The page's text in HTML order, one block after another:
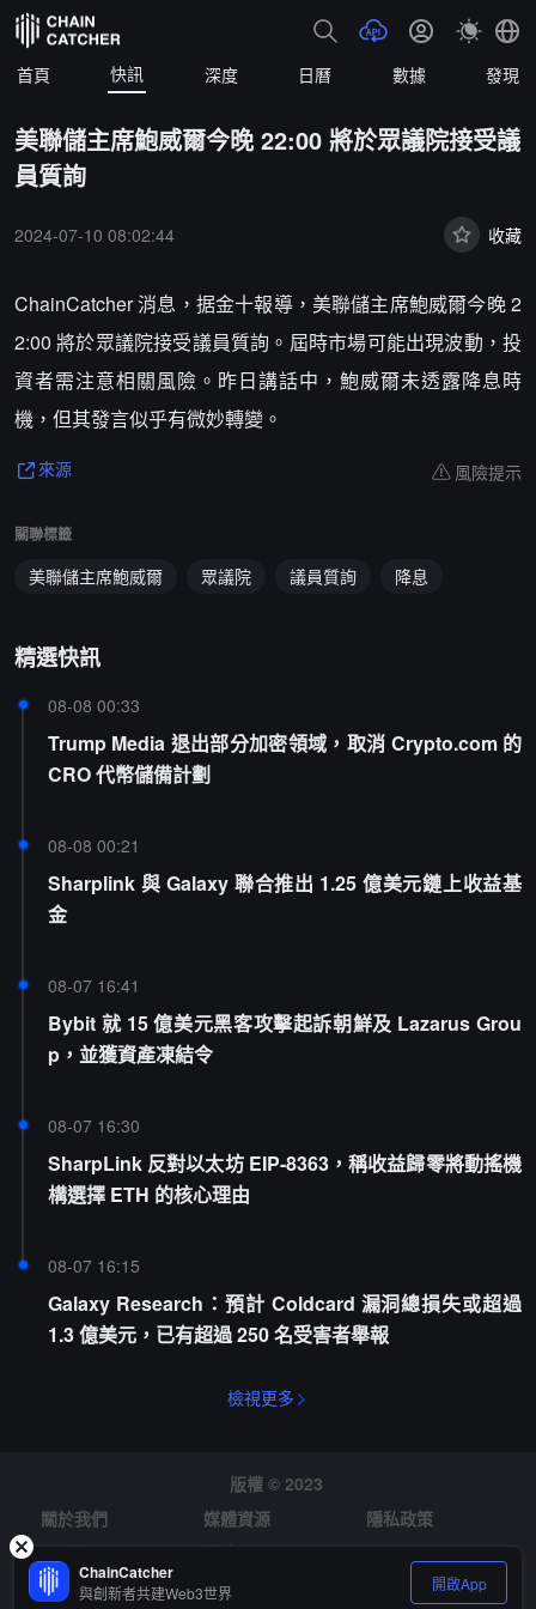
首頁 快訊 深度 日曆 數據 發現
美聯儲主席鮑威爾今晚 22:00 將於眾議院接受議
員質詢
2024-07-10 08:02:44 收藏
ChainCatcher 消息，据金十報導，美聯儲主席鮑威爾今晚 2
2:00 將於眾議院接受議員質詢。屆時市場可能出現波動，投
資者需注意相關風險。昨日講話中，鮑威爾未透露降息時
機，但其發言似乎有微妙轉變。
來源 風險提示
關聯標籤
美聯儲主席鮑威爾 眾議院 議員質詢 降息
精選快訊
08-08 00:33
Trump Media 退出部分加密領域，取消 Crypto.com 的
CRO 代幣儲備計劃
08-08 00:21
Sharplink 與 Galaxy 聯合推出 1.25 億美元鏈上收益基
金
08-07 16:41
Bybit 就 15 億美元黑客攻擊起訴朝鮮及 Lazarus Grou
p，並獲資產凍結令
08-07 16:30
SharpLink 反對以太坊 EIP-8363，稱收益歸零將動搖機
構選擇 ETH 的核心理由
08-07 16:15
Galaxy Research：預計 Coldcard 漏洞總損失或超過
1.3 億美元，已有超過 250 名受害者舉報
檢視更多
版權 © 2023
關於我們
媒體資源
隱私政策
風險提示
徵才
ChainCatcher
與創新者共建Web3世界 開啟App